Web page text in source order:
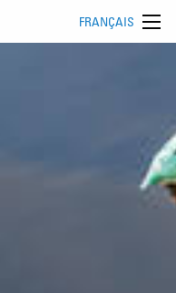
FRANÇAIS